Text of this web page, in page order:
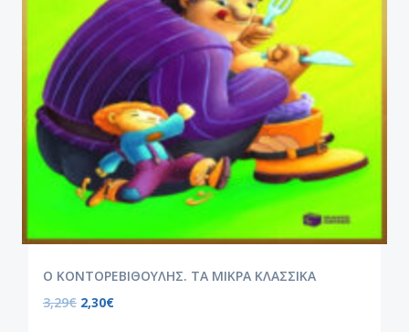
Ο ΚΟΝΤΟΡΕΒΙΘΟΥΛΗΣ. ΤΑ ΜΙΚΡΑ ΚΛΑΣΣΙΚΑ
3,29€ 2,30€